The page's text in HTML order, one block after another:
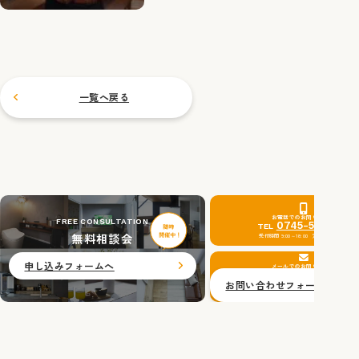
一覧へ戻る
FREE CONSULTATION
無料相談会
申し込みフォームへ
お電話でのお問い合わせ
TEL 0745-51-0201
受付時間 9:00～18:00 定休日：水曜日
メールでのお問い合わせ
お問い合わせフォームへ